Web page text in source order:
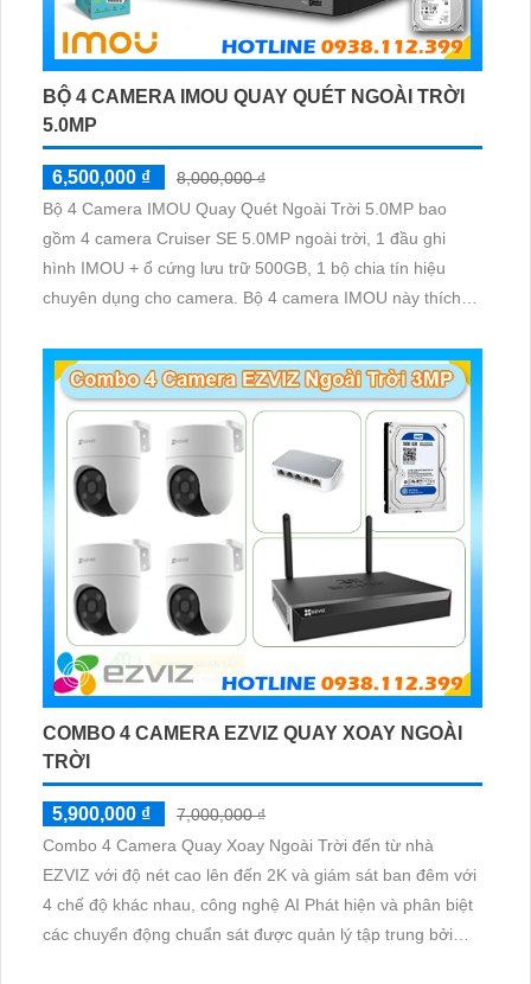
BỘ 4 CAMERA IMOU QUAY QUÉT NGOÀI TRỜI
5.0MP
6,500,000 ₫
8,000,000 ₫
Bộ 4 Camera IMOU Quay Quét Ngoài Trời 5.0MP bao
gồm 4 camera Cruiser SE 5.0MP ngoài trời, 1 đầu ghi
hình IMOU + ổ cứng lưu trữ 500GB, 1 bộ chia tín hiệu
chuyên dụng cho camera. Bộ 4 camera IMOU này thích
cần giám sát ngoài trời
COMBO 4 CAMERA EZVIZ QUAY XOAY NGOÀI
TRỜI
5,900,000 ₫
7,000,000 ₫
Combo 4 Camera Quay Xoay Ngoài Trời đến từ nhà
EZVIZ với độ nét cao lên đến 2K và giám sát ban đêm với
4 chế độ khác nhau, công nghệ AI Phát hiện và phân biệt
các chuyển động chuẩn sát được quản lý tập trung bởi